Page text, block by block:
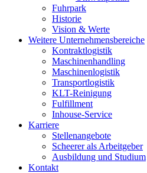
Fuhrpark
Historie
Vision & Werte
Weitere Unternehmensbereiche
Kontraktlogistik
Maschinenhandling
Maschinenlogistik
Transportlogistik
KLT-Reinigung
Fulfillment
Inhouse-Service
Karriere
Stellenangebote
Scheerer als Arbeitgeber
Ausbildung und Studium
Kontakt